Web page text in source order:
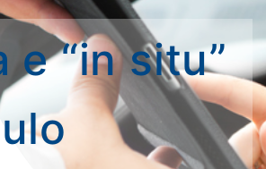
e “in situ”